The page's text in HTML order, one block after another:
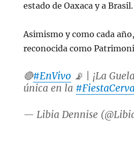
estado de Oaxaca y a Brasil.
Asimismo y como cada
reconocida como
🔴#EnVivo 📡 | ¡La
única en la
— Libia Dennise